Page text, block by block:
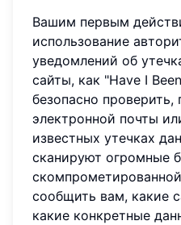
Вашим первым
использование
уведомлений об
сайты, как "Have I
безопасно
электронной почты
известных утечках
сканируют огромные
сообщить вам, какие
какие конкретные